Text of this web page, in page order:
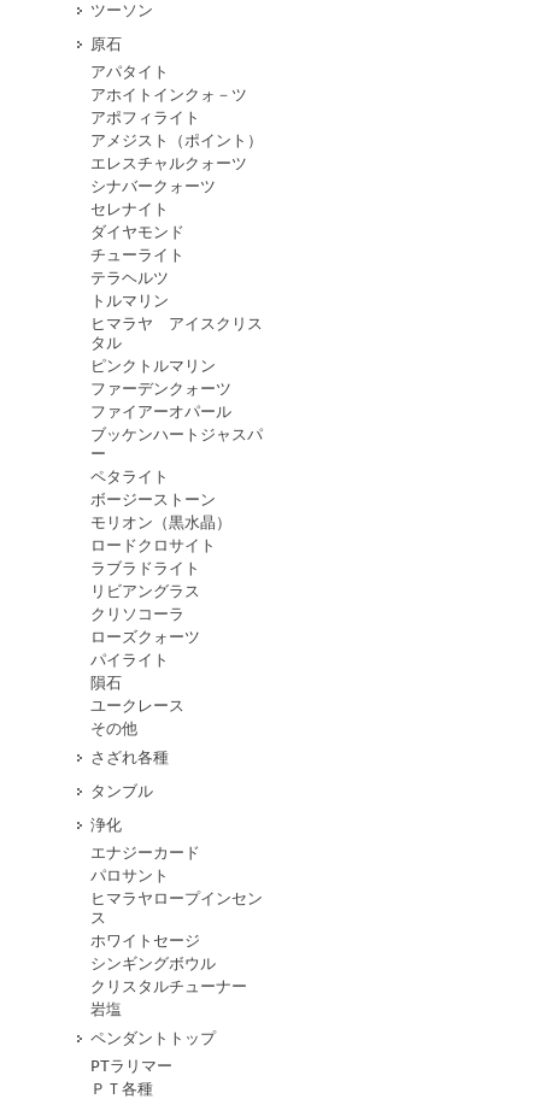
ツーソン
原石
アパタイト
アホイトインクォ－ツ
アポフィライト
アメジスト（ポイント）
エレスチャルクォーツ
シナバークォーツ
セレナイト
ダイヤモンド
チューライト
テラヘルツ
トルマリン
ヒマラヤ アイスクリス
タル
ピンクトルマリン
ファーデンクォーツ
ファイアーオパール
ブッケンハートジャスパ
ー
ペタライト
ボージーストーン
モリオン（黒水晶）
ロードクロサイト
ラブラドライト
リビアングラス
クリソコーラ
ローズクォーツ
パイライト
隕石
ユークレース
その他
さざれ各種
タンブル
浄化
エナジーカード
パロサント
ヒマラヤロープインセン
ス
ホワイトセージ
シンギングボウル
クリスタルチューナー
岩塩
ペンダントトップ
PTラリマー
ＰＴ各種